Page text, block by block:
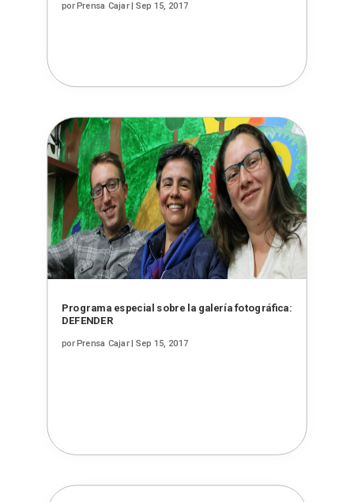
porPrensa Cajar| Sep 15, 2017
Programa especial sobre la galería fotográfica:
DEFENDER
porPrensa Cajar| Sep 15, 2017